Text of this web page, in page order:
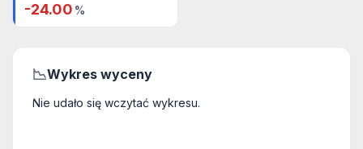
-24.00 %
📉Wykres wyceny
Nie udało się wczytać wykresu.